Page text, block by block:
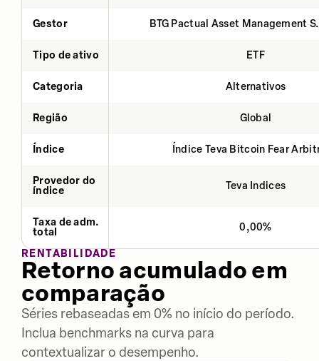
Gestor BTG Pactual Asset Management
Tipo de ativo ETF
Categoria Alternativos
Região Global
Índice Índice Teva Bitcoin Fear
Provedor do
índice
Teva Indices
Taxa de adm.
total
0,00%
RENTABILIDADE
Retorno acumulado em
comparação
Séries rebaseadas em 0% no início do período.
Inclua benchmarks na curva para
contextualizar o desempenho.